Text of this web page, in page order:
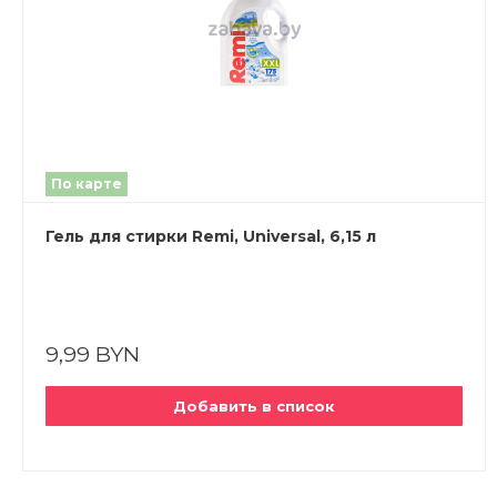
По карте
Гель для стирки Remi, Universal, 6,15 л
9,99 BYN
Добавить в список